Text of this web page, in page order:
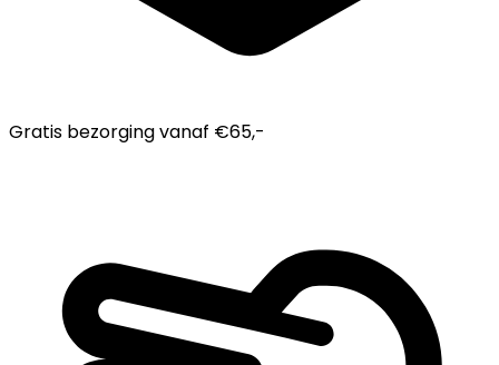
Gratis bezorgingvanaf €65,-